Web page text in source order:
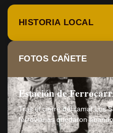
HISTORIA LOCAL
FOTOS CAÑETE
Estación de
Tras el cierre del ramal Los
ferroviarias quedaron